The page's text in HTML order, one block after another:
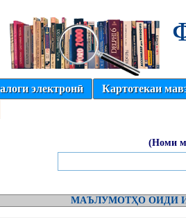
электронӣ
Картотекаи
(Номи
МАЪЛУМОТҲО ОИДИ